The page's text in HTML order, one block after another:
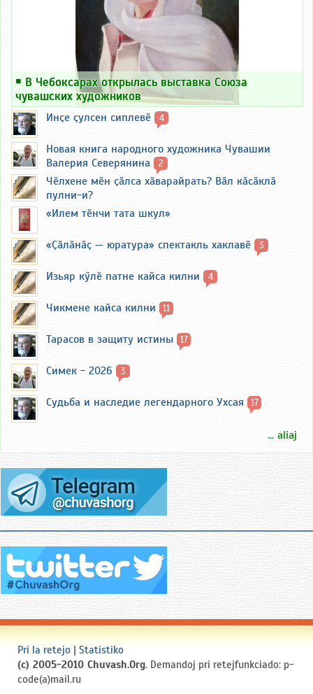
￭ В Чебоксарах открылась выставка Союза
чувашских художников
Инҫе ҫулсен сиплевӗ 4
Новая книга народного художника Чувашии
Валерия Северянина
2
Чӗлхене мӗн ҫӑлса хӑварайрать? Вӑл кӑсӑклӑ
пулни-и?
«Илем тӗнчи тата шкул»
«Ҫӑлӑнӑҫ — юратура» спектакль хаклавӗ 3
Изьяр кӳлӗ патне кайса килни 4
Чикмене кайса килни 11
Тарасов в защиту истины 17
Симек - 2026 3
Судьба и наследие легендарного Ухсая 17
... aliaj
Pri la retejo | Statistiko
(c) 2005-2010 Chuvash.Org. Demandoj pri retejfunkciado: p-
code(a)mail.ru